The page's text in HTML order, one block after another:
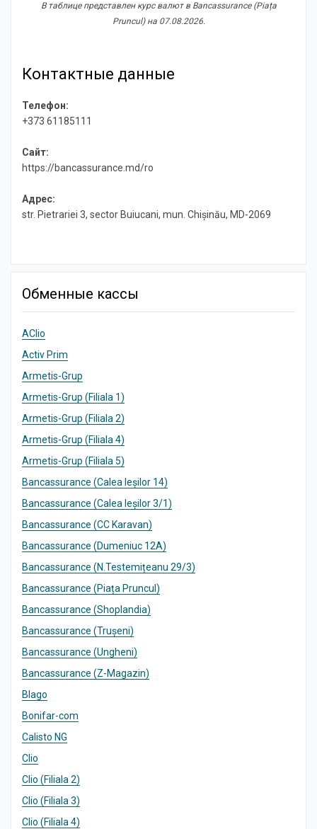
В таблице представлен курс валют в Bancassurance (Piața
Pruncul) на 07.08.2026.
Контактные данные
Телефон:
+373 61185111
Сайт:
https://bancassurance.md/ro
Адрес:
str. Pietrariei 3, sector Buiucani, mun. Chișinău, MD-2069
Обменные кассы
AClio
Activ Prim
Armetis-Grup
Armetis-Grup (Filiala 1)
Armetis-Grup (Filiala 2)
Armetis-Grup (Filiala 4)
Armetis-Grup (Filiala 5)
Bancassurance (Calea Ieșilor 14)
Bancassurance (Calea Ieșilor 3/1)
Bancassurance (CC Karavan)
Bancassurance (Dumeniuc 12A)
Bancassurance (N.Testemițeanu 29/3)
Bancassurance (Piața Pruncul)
Bancassurance (Shoplandia)
Bancassurance (Trușeni)
Bancassurance (Ungheni)
Bancassurance (Z-Magazin)
Blago
Bonifar-com
Calisto NG
Clio
Clio (Filiala 2)
Clio (Filiala 3)
Clio (Filiala 4)